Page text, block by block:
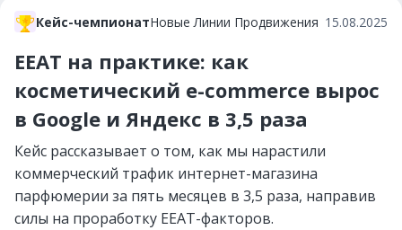
Кейс-чемпионатНовые Линии Продвижения 15.08.2025
EEAT на практике: как
косметический e-commerce вырос
в Google и Яндекс в 3,5 раза
Кейс рассказывает о том, как мы нарастили
коммерческий трафик интернет-магазина
парфюмерии за пять месяцев в 3,5 раза, направив
силы на проработку EEAT-факторов.